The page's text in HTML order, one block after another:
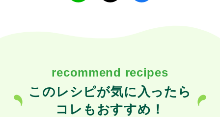
recommend recipes
このレシピが気に入ったら
コレもおすすめ！